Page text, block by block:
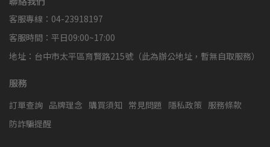
客服專線：04-23918197
客服時間：平日09:00~17:00
地址：台中市太平區育賢路215號（此為辦公地址，暫無自取服務）
服務
訂單查詢 品牌理念 購買須知 常見問題 隱私政策 服務條款
防詐騙提醒